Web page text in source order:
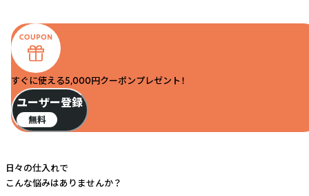
すぐに使える5,000円クーポンプレゼント！
ユーザー登録
無料
日々の仕入れで
こんな悩みはありませんか？